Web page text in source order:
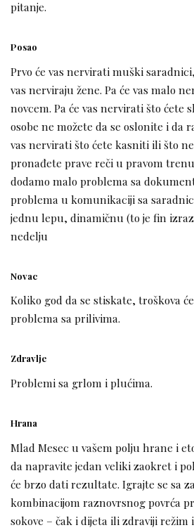
pitanje.
Posao
Prvo će vas nervirati muški
vas nerviraju žene. Pa će vas malo
novcem. Pa će vas nervirati što ćete
osobe ne možete da se oslonite i da
vas nervirati što ćete kasniti ili što
pronađete prave reči u pravom
dodamo malo problema sa
problema u komunikaciji sa
jednu lepu, dinamičnu (to je fin
nedelju
Novac
Koliko god da se stiskate, troškova
problema sa prilivima.
Zdravlje
Problemi sa grlom i plućima.
Hrana
Mlad Mesec u vašem polju hrane i
da napravite jedan veliki zaokret i
će brzo dati rezultate. Igrajte se sa
kombinacijom raznovrsnog povrća
sokove – čak i dijeta ili zdraviji